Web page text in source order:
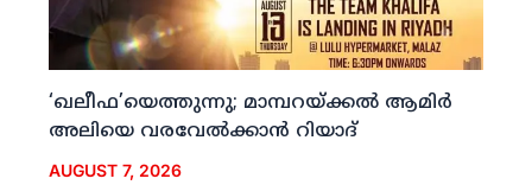
‘ഖലീഫ’യെത്തുന്നു; മാമ്പറയ്ക്കല്‍ ആമിര്‍
അലിയെ വരവേല്‍ക്കാന്‍ റിയാദ്
AUGUST 7, 2026